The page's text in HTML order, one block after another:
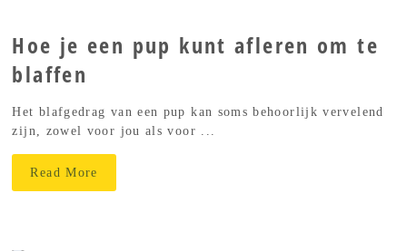
Hoe je een pup kunt afleren om te
blaffen
Het blafgedrag van een pup kan soms behoorlijk vervelend
zijn, zowel voor jou als voor ...
Read More